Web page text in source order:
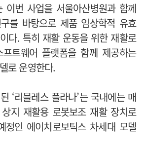
이번 사업을 서울아산병원과 함께
를 바탕으로 제품 임상학적 유효
다. 특히 재활 운동을 위한 재활로
트웨어 플랫폼을 함께 제공하는
로 운영한다.
‘리블레스 플라나’는 국내에는 매
지 재활용 로봇보조 재활 장치로
정인 에이치로보틱스 차세대 모델